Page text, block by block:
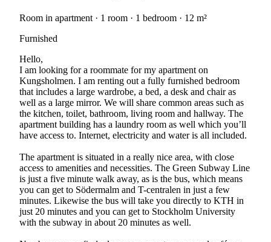
Room in apartment · 1 room · 1 bedroom · 12 m²
Furnished
Hello,
I am looking for a roommate for my apartment on
Kungsholmen. I am renting out a fully furnished bedroom
that includes a large wardrobe, a bed, a desk and chair as
well as a large mirror. We will share common areas such as
the kitchen, toilet, bathroom, living room and hallway. The
apartment building has a laundry room as well which you’ll
have access to. Internet, electricity and water is all included.
The apartment is situated in a really nice area, with close
access to amenities and necessities. The Green Subway Line
is just a five minute walk away, as is the bus, which means
you can get to Södermalm and T-centralen in just a few
minutes. Likewise the bus will take you directly to KTH in
just 20 minutes and you can get to Stockholm University
with the subway in about 20 minutes as well.